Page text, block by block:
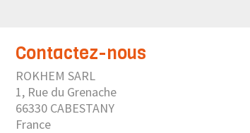
Contactez-nous
ROKHEM SARL
1, Rue du Grenache
66330 CABESTANY
France